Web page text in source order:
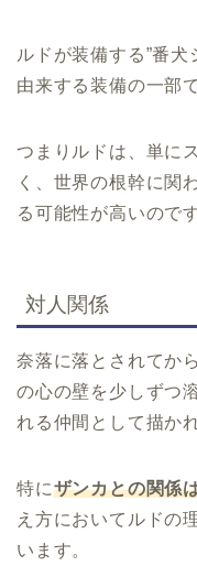
ルドが装備する”番
由来する装備の一部
つまりルドは、単に
く、世界の根幹に関
る可能性が高いのです
対人関係
奈落に落とされてか
の心の壁を少しずつ
れる仲間として描か
特にザンカとの関係
え方においてルドの
います。